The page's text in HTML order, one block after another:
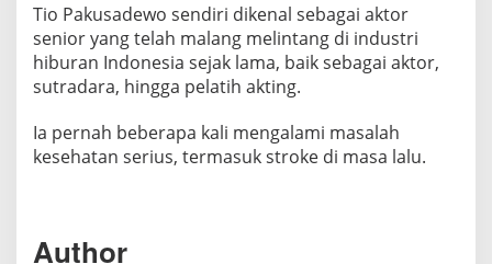
Tio Pakusadewo sendiri dikenal sebagai aktor
senior yang telah malang melintang di industri
hiburan Indonesia sejak lama, baik sebagai aktor,
sutradara, hingga pelatih akting.
Ia pernah beberapa kali mengalami masalah
kesehatan serius, termasuk stroke di masa lalu.
Author